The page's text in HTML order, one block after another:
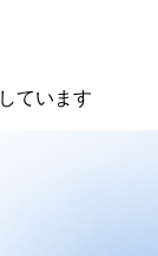
ています